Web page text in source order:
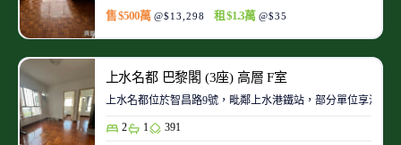
售 $500萬 @$13,298 租 $1.3萬 @$35
上水名都 巴黎閣 (3座) 高層 F室
上水名都位於智昌路9號，毗鄰上水港鐵站，部分單位享泳
2 1 391